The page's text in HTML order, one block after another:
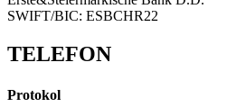
SWIFT/BIC: ESBCHR22
TELEFON
Protokol